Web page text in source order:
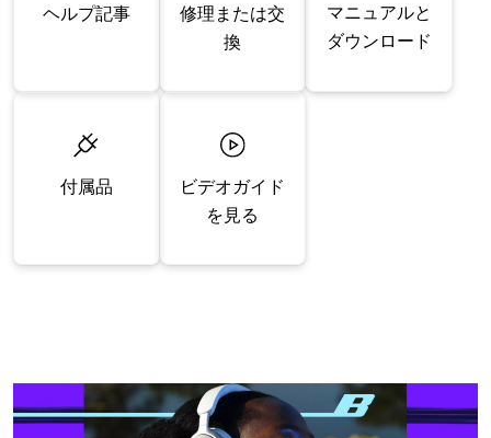
ヘルプ記事
修理または交
換
マニュアルと
ダウンロード
付属品
ビデオガイド
を見る